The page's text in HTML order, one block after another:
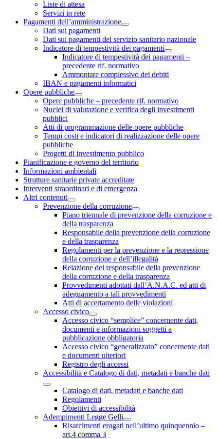
Liste di attesa
Servizi in rete
Pagamenti dell’amministrazione
Dati sui pagamenti
Dati sui pagamenti del servizio sanitario nazionale
Indicatore di tempestività dei pagamenti
Indicatore di tempestività dei pagamenti –
precedente rif. normativo
Ammontare complessivo dei debiti
IBAN e pagamenti informatici
Opere pubbliche
Opere pubbliche – precedente rif. normativo
Nuclei di valutazione e verifica degli investimenti
pubblici
Atti di programmazione delle opere pubbliche
Tempi costi e indicatori di realizzazione delle opere
pubbliche
Progetti di investimento pubblico
Pianificazione e governo del territorio
Informazioni ambientali
Strutture sanitarie private accreditate
Interventi straordinari e di emergenza
Altri contenuti
Prevenzione della corruzione
Piano triennale di prevenzione della corruzione e
della trasparenza
Responsabile della prevenzione della corruzione
e della trasparenza
Regolamenti per la prevenzione e la repressione
della corruzione e dell’illegalità
Relazione del responsabile della prevenzione
della corruzione e della trasparenza
Provvedimenti adottati dall’A.N.A.C. ed atti di
adeguamento a tali provvedimenti
Atti di accertamento delle violazioni
Accesso civico
Accesso civico “semplice” concernente dati,
documenti e informazioni soggetti a
pubblicazione obbligatoria
Accesso civico “generalizzato” concernente dati
e documenti ulteriori
Registro degli accessi
Accessibilità e Catalogo di dati, metadati e banche dati
Catalogo di dati, metadati e banche dati
Regolamenti
Obiettivi di accessibilità
Adempimenti Legge Gelli
Risarcimenti erogati nell’ultimo quinquennio –
art.4 comma 3